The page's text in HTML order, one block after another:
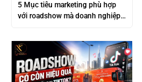
5 Mục tiêu marketing phù hợp
với roadshow mà doanh nghiệp